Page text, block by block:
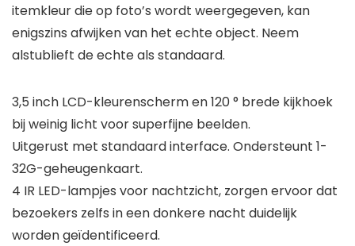
itemkleur die op foto’s wordt weergegeven, kan
enigszins afwijken van het echte object. Neem
alstublieft de echte als standaard.
3,5 inch LCD-kleurenscherm en 120 ° brede kijkhoek
bij weinig licht voor superfijne beelden.
Uitgerust met standaard interface. Ondersteunt 1-
32G-geheugenkaart.
4 IR LED-lampjes voor nachtzicht, zorgen ervoor dat
bezoekers zelfs in een donkere nacht duidelijk
worden geïdentificeerd.